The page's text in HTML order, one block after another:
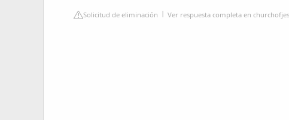
Solicitud de eliminación Ver respuesta completa en